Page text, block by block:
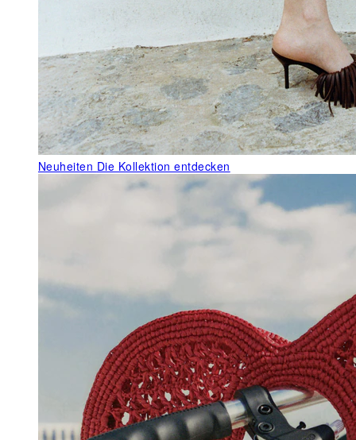
Neuheiten Die Kollektion entdecken